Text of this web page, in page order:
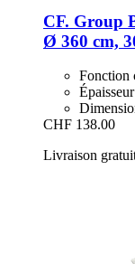
CF. Group
Ø 360 cm,
Fonction
CHF 138.00
Livraison